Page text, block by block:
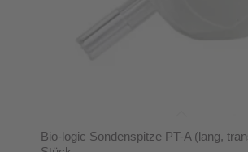
Bio-logic Sondenspitze PT-A (lang,